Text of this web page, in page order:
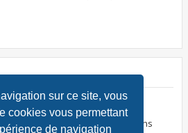
sur ce site, vous
cookies vous permettant
de navigation
et d’ignorés ?
afin d’organiser et trier certains